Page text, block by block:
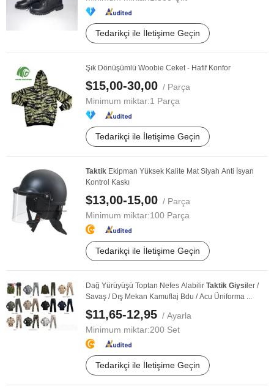
Tedarikçi ile İletişime Geçin
Şık Dönüşümlü Woobie Ceket - Hafif Konfor
$15,00-30,00 / Parça
Minimum miktar:1 Parça
Tedarikçi ile İletişime Geçin
Taktik Ekipman Yüksek Kalite Mat Siyah Anti İsyan
Kontrol Kaskı
$13,00-15,00 / Parça
Minimum miktar:100 Parça
Tedarikçi ile İletişime Geçin
Dağ Yürüyüşü Toptan Nefes Alabilir Taktik Giysi ler /
Savaş / Dış Mekan Kamuflaj Bdu / Acu Üniforma ...
$11,65-12,95 / Ayarla
Minimum miktar:200 Set
Tedarikçi ile İletişime Geçin